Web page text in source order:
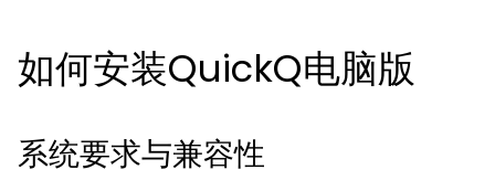
如何安装QuickQ电脑版
系统要求与兼容性